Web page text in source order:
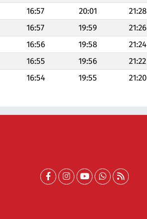
16:57 20:01
21:28
16:57 19:59
21:26
16:56 19:58
21:24
16:55 19:56
21:22
16:54 19:55 21:20